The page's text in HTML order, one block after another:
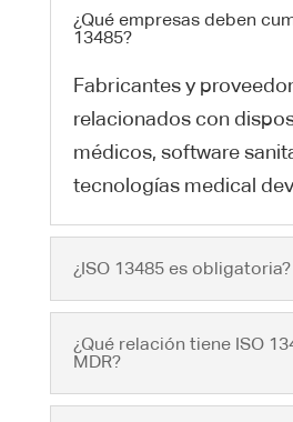
¿Qué empresas deben
13485?
Fabricantes y
relacionados con
médicos, software
tecnologías medical
¿ISO 13485 es obligatoria?
¿Qué relación tiene ISO
MDR?